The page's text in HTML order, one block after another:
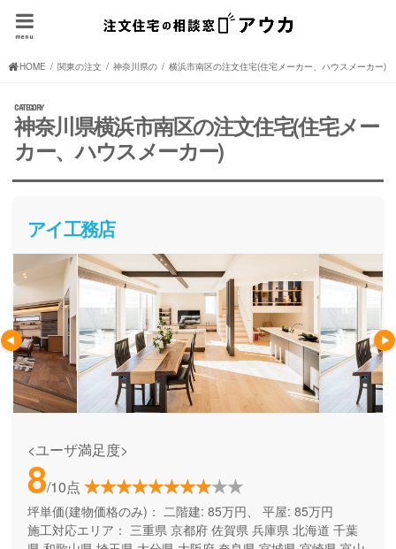
menu
HOME 関東の注文住宅(住宅メーカー、ハウスメーカー)
神奈川県の注文住宅(住宅メーカー、ハウスメーカー)
横浜市南区の注文住宅(住宅メーカー、ハウスメーカー)
神奈川県横浜市南区の注文住宅(住宅メー
カー、ハウスメーカー)
アイ工務店
<ユーザ満足度>
8/10点
坪単価(建物価格のみ)： 二階建: 85万円、 平屋: 85万円
施工対応エリア： 三重県 京都府 佐賀県 兵庫県 北海道 千葉